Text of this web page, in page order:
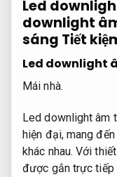
Led
downlight
sáng Tiết
Led downlight
Mái nhà.
Led downlight âm
hiện đại, mang
khác nhau. Với
được gắn trực tiếp